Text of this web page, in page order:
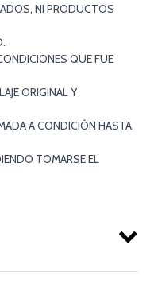
NI PRODUCTOS
QUE FUE
ORIGINAL Y
A CONDICIÓN HASTA
TOMARSE EL